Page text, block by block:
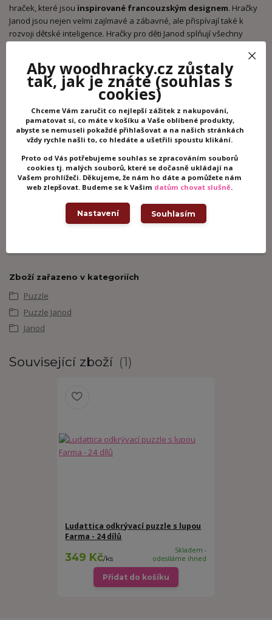
hraček, které jsou inspirované francouzským designem. Hračky
Janod jsou nejen velmi zajímavé a zábavné, ale přispívají také k
rozvoji dětské inteligence. Hračky pro děti Janod splňují všechny
maximální
bezpečnostimají i atraktivní provedení a dětem po celém světě
přinášejí plno radosti a veselosti. Za kvalitou výrobce Janod stojí
PAL Awards, za hračky podporující rozvoj řeči
a zlatá příčka vBest Toy Awardv Oppenheim Toy Portfolio Award,
kde o vítězi rozhodují rodiče, pedagogové a děti.
Potřebujete poradit?
+420 605 062 233
(Po-Ne, 8-21 hod.)
Zboží zařazeno v kategoriích
Puzzle
Puzzle Janod
Janod
Související zboží 1
Ludattica odkrývací puzzle s lupou
Farma - 24 dílů
349 Kč/ks
Skladem -
odesíláme ihned
Přidat do košíku
Aby woodhracky.cz zůstaly
tak, jak je znáte(souhlas s
cookies)
Chceme Vám zaručit co nejlepší zážitek z nakupování,
pamatovat si, co máte v košíku a Vaše oblíbené produkty,
abyste se nemuseli pokaždé přihlašovat a na našich stránkách
vždy rychle našli to, co hledáte a ušetřili spoustu klikání.
Proto od Vás potřebujeme souhlas se zpracováním souborů
cookies tj. malých souborů, které se dočasně ukládají na
Vašem prohlížeči. Děkujeme, že nám ho dáte a pomůžete nám
web zlepšovat. Budeme se k Vašim datům chovat slušně.
Nastavení Souhlasím